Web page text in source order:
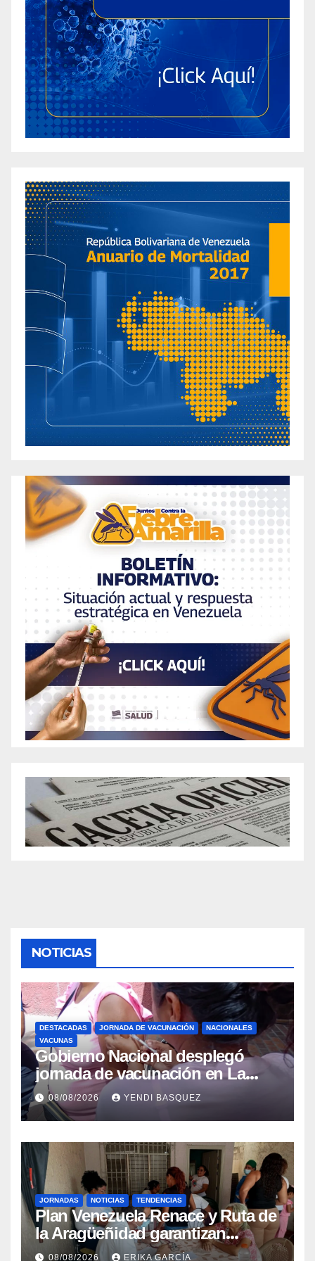
NOTICIAS
DESTACADAS JORNADA DE VACUNACIÓN
NACIONALES
VACUNAS
Gobierno Nacional desplegó
jornada de vacunación en La
Guaira para garantizar protección
epidemiológica
08/08/2026 YENDI BASQUEZ
JORNADAS NOTICIAS TENDENCIAS
Plan Venezuela Renace y Ruta de
la Aragüeñidad garantizan
atención médica integral en
08/08/2026 ERIKA GARCÍA